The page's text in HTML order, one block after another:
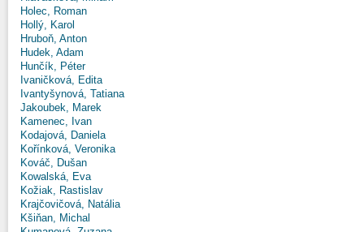
Holec, Roman
Hollý, Karol
Hruboň, Anton
Hudek, Adam
Hunčík, Péter
Ivaničková, Edita
Ivantyšynová, Tatiana
Jakoubek, Marek
Kamenec, Ivan
Kodajová, Daniela
Kořínková, Veronika
Kováč, Dušan
Kowalská, Eva
Kožiak, Rastislav
Krajčovičová, Natália
Kšiňan, Michal